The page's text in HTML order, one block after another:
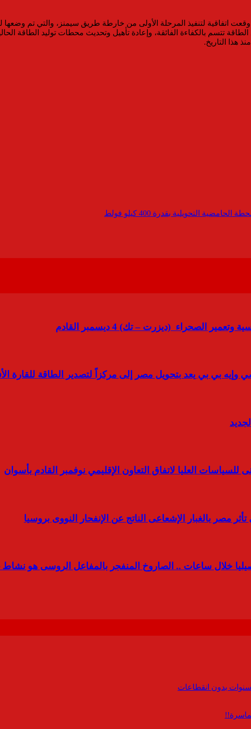
2019 مع الحكومة العراقية وقعت اتفاقية لتنفيذ المرحلة الأولى من خارطة طريق سيمنز،
تتسم بالكفاءة الفائقة، وإعادة تأهيل وتحديث محطات توليد الطاقة
التحويلية بقدرة 400 كيلو فولط
الصحراء (ديزرت – تك) 4 ديسمبر القادم
العليا لاتفاق التعاون الإقليمي نوفمبر القادم بأسوان
مصر بالغبار الإشعاعى الناتج عن الإنفحار النووى بروسيا
خلال ساعات .. الصاروخ المنفجر بالمفاعل الروسى هو نشاط